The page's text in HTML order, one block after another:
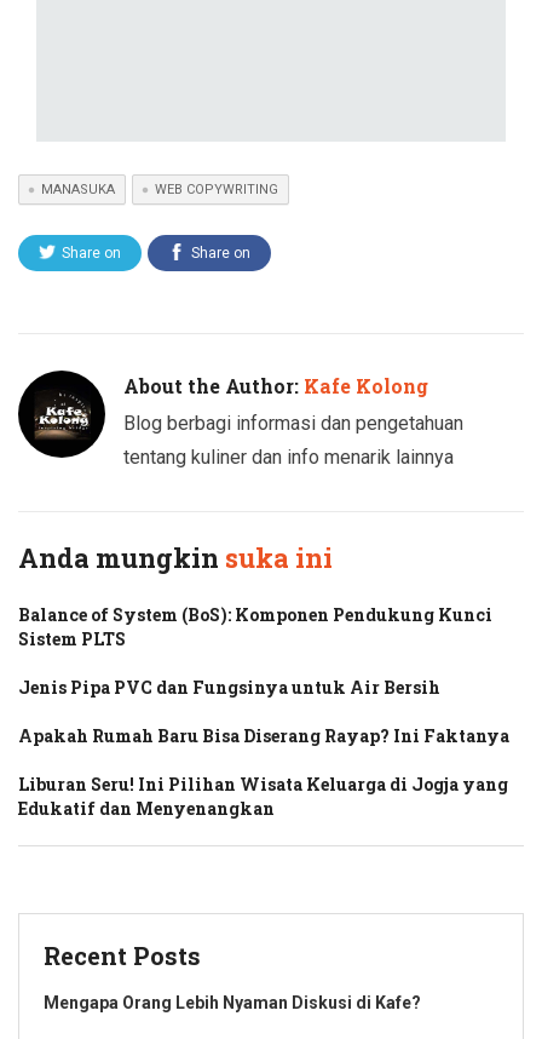
MANASUKA WEB COPYWRITING
Share on Share on
About the Author: Kafe Kolong
Blog berbagi informasi dan pengetahuan
tentang kuliner dan info menarik lainnya
Anda mungkin suka ini
Balance of System (BoS): Komponen Pendukung Kunci
Sistem PLTS
Jenis Pipa PVC dan Fungsinya untuk Air Bersih
Apakah Rumah Baru Bisa Diserang Rayap? Ini Faktanya
Liburan Seru! Ini Pilihan Wisata Keluarga di Jogja yang
Edukatif dan Menyenangkan
Recent Posts
Mengapa Orang Lebih Nyaman Diskusi di Kafe?